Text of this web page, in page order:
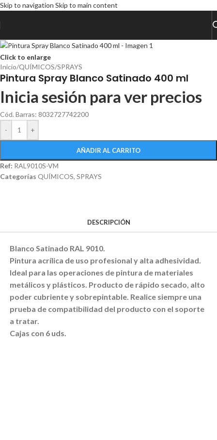
Skip to navigation Skip to main content
Click to enlarge
Inicio/QUÍMICOS/SPRAYS
Pintura Spray Blanco Satinado 400 ml
Inicia sesión para ver precios
Cód. Barras: 8032727742200
-
+
AÑADIR AL CARRITO
Ref: RAL9010S-VM
Categorías QUÍMICOS, SPRAYS
DESCRIPCIÓN
Blanco Satinado RAL 9010.
Pintura acrílica de uso profesional y alta adhesividad.
Ideal para las operaciones de pintura de materiales
metálicos y plásticos. Producto de rápido secado, alto
poder cubriente y sobrepintable. Realice siempre una
prueba de compatibilidad del producto con el soporte
a tratar.
Cajas con 6 uds.